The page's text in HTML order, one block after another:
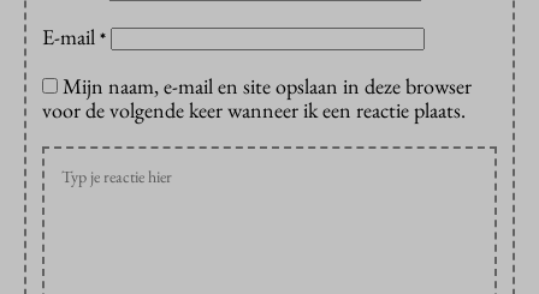
E-mail *
Mijn naam, e-mail en site opslaan in deze browser
voor de volgende keer wanneer ik een reactie plaats.